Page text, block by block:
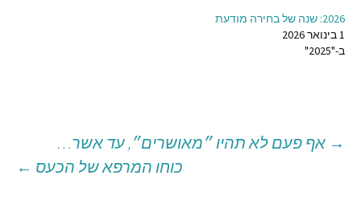
2026: שנה של בחירה מודעת
1 בינואר 2026
ב-"2025"
ניווט
→ אף פעם לא תהיו ״מאושרים״, עד אשר…
כוחו המרפא של הכעס ←